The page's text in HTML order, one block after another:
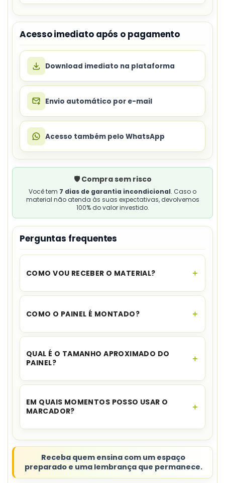
Acesso imediato após o pagamento
Download imediato na plataforma
Envio automático por e-mail
Acesso também pelo WhatsApp
🛡️ Compra sem risco
Você tem 7 dias de garantia incondicional. Caso o
material não atenda às suas expectativas, devolvemos
100% do valor investido.
Perguntas frequentes
COMO VOU RECEBER O MATERIAL?
O acesso é instantâneo.Assim que o
para download no seu e-mail e no WhatsApp,
COMO O PAINEL É MONTADO?
As16 folhas A4formam um mosaico de quatro
QUAL É O TAMANHO APROXIMADO DO
PAINEL?
Depois de montado, o painel mede
EM QUAIS MOMENTOS POSSO USAR O
MARCADOR?
pedagógica ou planejamentoda equipe
escolar.Receba quem ensina com um espaço
preparado e uma lembrança que permanece.